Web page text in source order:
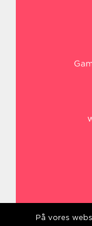
På vores